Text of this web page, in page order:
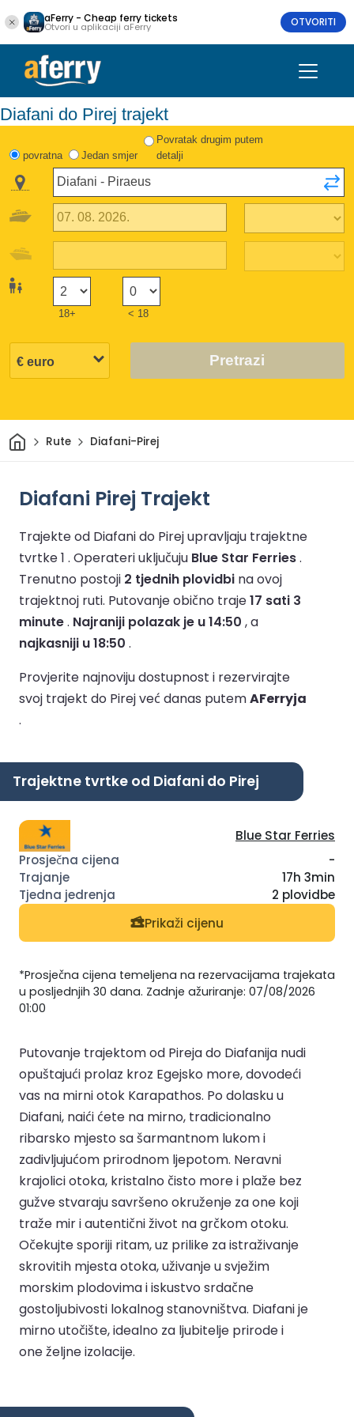
aFerry - Cheap ferry tickets
Otvori u aplikaciji aFerry OTVORITI
Diafani do Pirej trajekt
povratna Jedan smjer
Povratak drugim putem
detalji
18+ < 18
Pretrazi
DomRute Diafani-Pirej
Diafani Pirej Trajekt
Trajekte od Diafani do Pirej upravljaju trajektne
tvrtke 1 . Operateri uključuju Blue Star Ferries.
Trenutno postoji 2 tjednih plovidbi na ovoj
trajektnoj ruti. Putovanje obično traje17 sati 3
minute. Najraniji polazak je u 14:50 , a
najkasniji u 18:50 .
Provjerite najnoviju dostupnost i rezervirajte
svoj trajekt do Pirej već danas putemAFerryja
.
Trajektne tvrtke od Diafani do Pirej
Blue Star Ferries
-
17h 3min
2 plovidbe
Prikaži cijenu
*Prosječna cijena temeljena na rezervacijama trajekata
u posljednjih 30 dana. Zadnje ažuriranje: 07/08/2026
01:00
Putovanje trajektom od Pireja do Diafanija nudi
opuštajući prolaz kroz Egejsko more, dovodeći
vas na mirni otok Karapathos. Po dolasku u
Diafani, naići ćete na mirno, tradicionalno
ribarsko mjesto sa šarmantnom lukom i
zadivljujućom prirodnom ljepotom. Neravni
krajolici otoka, kristalno čisto more i plaže bez
gužve stvaraju savršeno okruženje za one koji
traže mir i autentični život na grčkom otoku.
Očekujte sporiji ritam, uz prilike za istraživanje
skrovitih mjesta otoka, uživanje u svježim
morskim plodovima i iskustvo srdačne
gostoljubivosti lokalnog stanovništva. Diafani je
mirno utočište, idealno za ljubitelje prirode i
one željne izolacije.